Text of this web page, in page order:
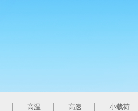
高温 高速 小载荷